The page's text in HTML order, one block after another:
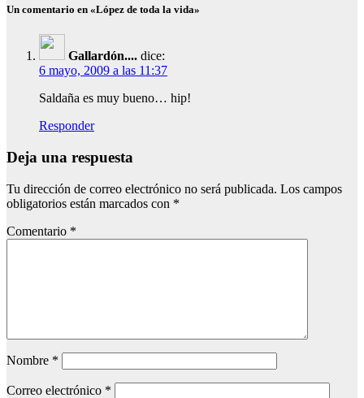
Un comentario en «López de toda la vida»
Gallardón.... dice:
6 mayo, 2009 a las 11:37
Saldaña es muy bueno… hip!
Responder
Deja una respuesta
Tu dirección de correo electrónico no será publicada. Los campos
obligatorios están marcados con *
Comentario *
Nombre *
Correo electrónico *